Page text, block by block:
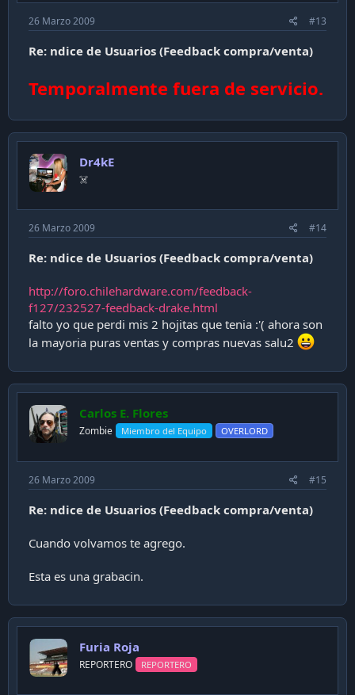
26 Marzo 2009 #13
Re: ndice de Usuarios (Feedback compra/venta)
Temporalmente fuera de servicio.
Dr4kE
‍☠️
26 Marzo 2009 #14
Re: ndice de Usuarios (Feedback compra/venta)
http://foro.chilehardware.com/feedback-
f127/232527-feedback-drake.html
falto yo que perdi mis 2 hojitas que tenia :'( ahora son
la mayoria puras ventas y compras nuevas salu2
Carlos E. Flores
Zombie Miembro del Equipo OVERLORD
26 Marzo 2009 #15
Re: ndice de Usuarios (Feedback compra/venta)
Cuando volvamos te agrego.
Esta es una grabacin.
Furia Roja
REPORTERO REPORTERO